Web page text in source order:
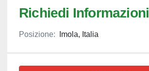
Richiedi Informazioni
Posizione: Imola, Italia